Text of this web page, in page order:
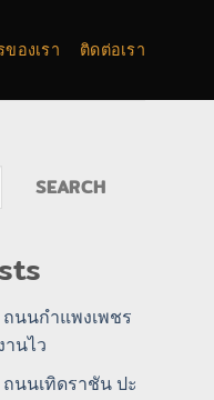
องเรา ติดต่อเรา
SEARCH
นนกำแพงเพชร
านไว
นนเทิดราชัน ปะ